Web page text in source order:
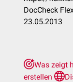
DocCheck
23.05.2013
Was zeigt
erstellen